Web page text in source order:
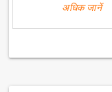
अधिक जानें